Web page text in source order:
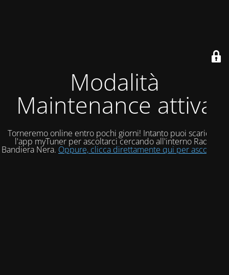
Modalità
Maintenance attiva
Torneremo online entro pochi giorni! Intanto puoi scaricare
l'app myTuner per ascoltarci cercando all'interno Radio
Bandiera Nera. Oppure, clicca direttamente qui per ascoltarci!